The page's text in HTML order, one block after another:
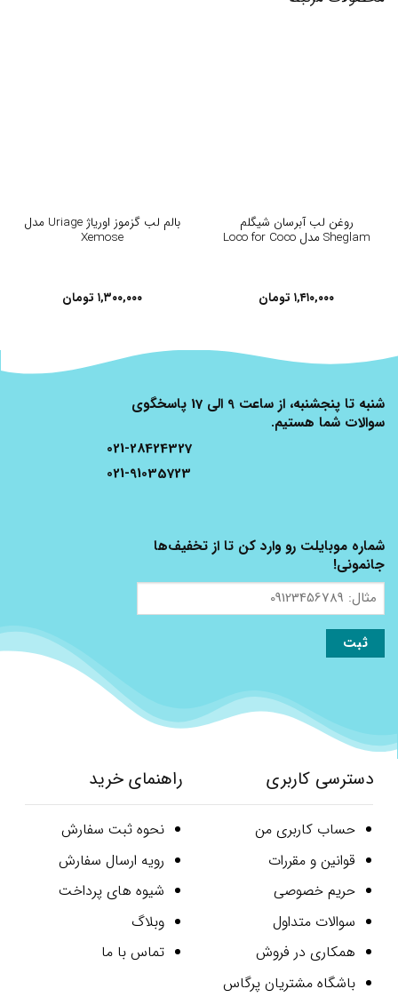
روغن لب آبرسان شیگلم
Sheglam مدل Loco for Coco
۱,۴۱۰,۰۰۰ تومان
بالم لب گزموز اوریاژ Uriage مدل
Xemose
۱,۳۰۰,۰۰۰ تومان
شنبه تا پنجشنبه، از ساعت 9 الی 17 پاسخگوی
سوالات شما هستیم.
021-28424327
021-91035723
شماره موبایلت رو وارد کن تا از تخفیف‌ها
جانمونی!
مثال:
09123456789
دسترسی کاربری
حساب کاربری من
قوانین و مقررات
حریم خصوصی
سوالات متداول
همکاری در فروش
باشگاه مشتریان پرگاس
راهنمای خرید
نحوه ثبت سفارش
رویه ارسال سفارش
شیوه های پرداخت
وبلاگ
تماس با ما